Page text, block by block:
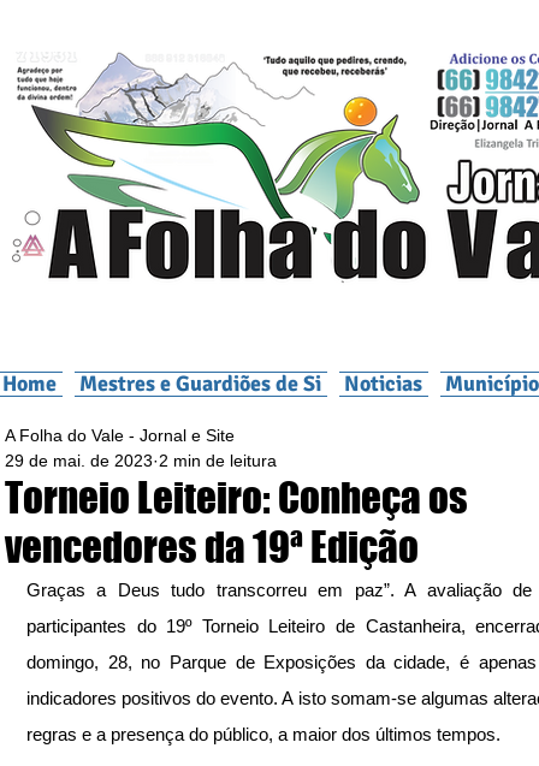
Home Mestres e Guardiões de Si Noticias
Torneio Leiteiro: Conheça os
vencedores da 19ª Edição
A Folha do Vale - Jornal e Site
29 de mai. de 2023 2 min de leitura
Graças a Deus tudo transcorreu em paz”. A avaliação
participantes do 19º Torneio Leiteiro de Castanheira,
domingo, 28, no Parque de Exposições da cidade, é
indicadores positivos do evento. A isto somam-se algumas
regras e a presença do público, a maior dos últimos tempos.